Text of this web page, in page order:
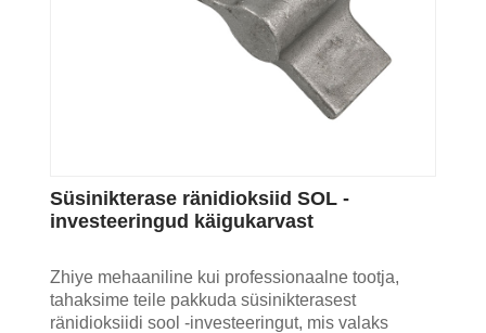
Süsinikterase ränidioksiid SOL -
investeeringud käigukarvast
Zhiye mehaaniline kui professionaalne tootja,
tahaksime teile pakkuda süsinikterasest
ränidioksiidi sool -investeeringut, mis valaks